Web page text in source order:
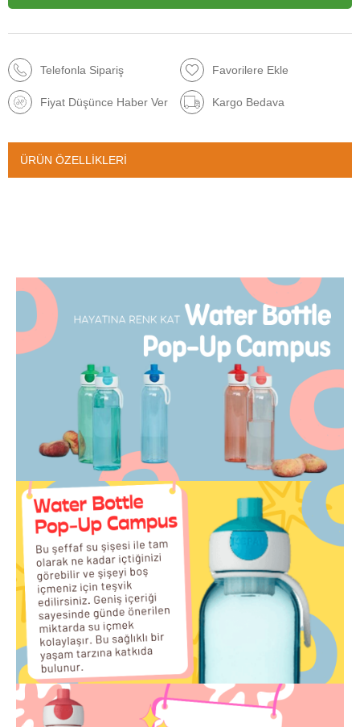
Telefonla Sipariş Favorilere Ekle
Fiyat Düşünce Haber Ver Kargo Bedava
ÜRÜN ÖZELLIKLERI